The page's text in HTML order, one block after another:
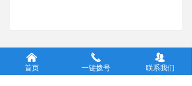
낀
首页
끅
一键拨号
뀡
联系我们